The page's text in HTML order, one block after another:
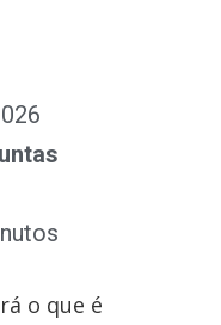
o que é